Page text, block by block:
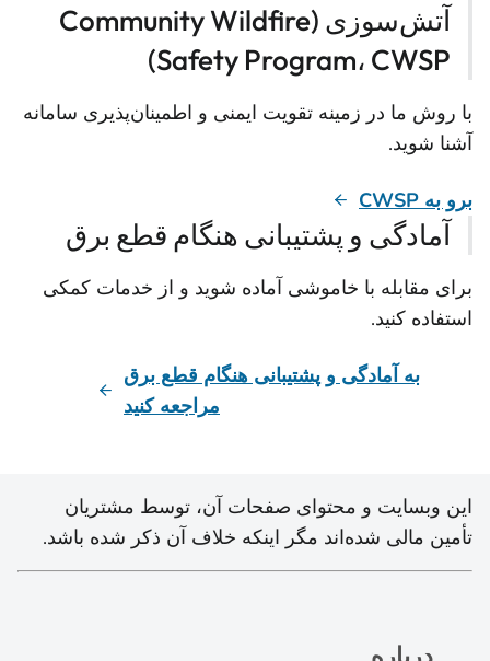
آتش‌سوزی (Community Wildfire
Safety Program، CWSP)
با روش ما در زمینه تقویت ایمنی و اطمینان‌پذیری سامانه
آشنا شوید.
برو به CWSP
آمادگی و پشتیبانی هنگام قطع برق
برای مقابله با خاموشی آماده شوید و از خدمات کمکی
استفاده کنید.
به آمادگی و پشتیبانی هنگام قطع برق
مراجعه کنید
این وبسایت و محتوای صفحات آن، توسط مشتریان
تأمین مالی شده‌اند مگر اینکه خلاف آن ذکر شده باشد.